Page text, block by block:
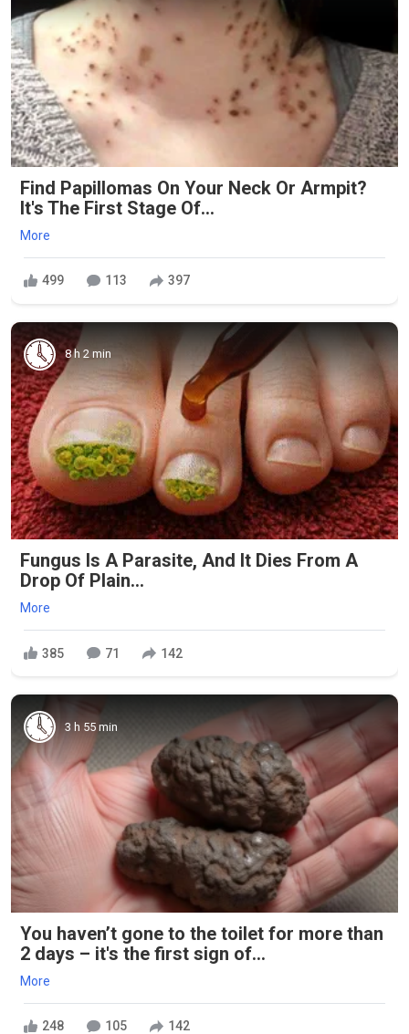
Find Papillomas On Your Neck Or Armpit?
It's The First Stage Of...
More
499 113 397
8 h 2 min
Fungus Is A Parasite, And It Dies From A
Drop Of Plain...
More
385 71 142
3 h 55 min
You haven’t gone to the toilet for more than
2 days – it's the first sign of...
More
248 105 142